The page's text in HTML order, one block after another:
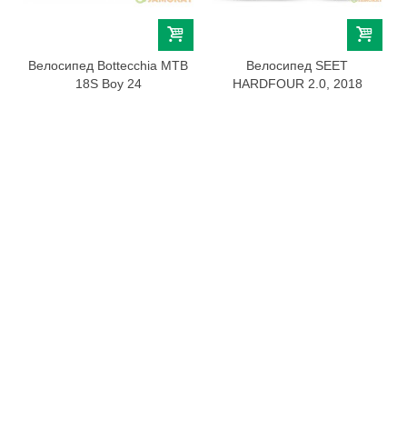
Велосипед Bottecchia MTB
18S Boy 24
Велосипед SEET
HARDFOUR 2.0, 2018